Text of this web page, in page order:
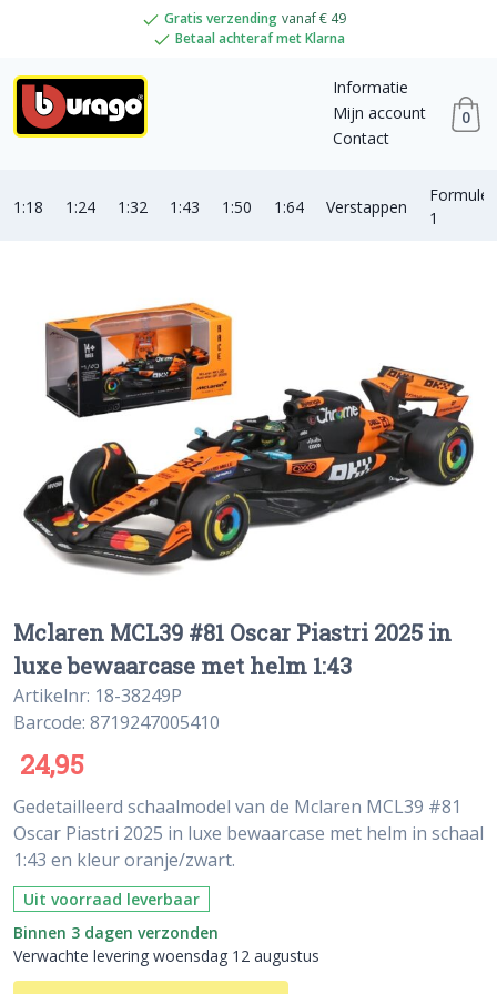
Gratis verzending vanaf € 49
Betaal achteraf met Klarna
Informatie
Mijn account
Contact
0
1:18 1:24 1:32 1:43 1:50 1:64 Verstappen
Formule
1
Mclaren MCL39 #81 Oscar Piastri 2025 in
luxe bewaarcase met helm 1:43
Artikelnr: 18-38249P
Barcode: 8719247005410
24,95
Gedetailleerd schaalmodel van de Mclaren MCL39 #81
Oscar Piastri 2025 in luxe bewaarcase met helm in schaal
1:43 en kleur oranje/zwart.
Uit voorraad leverbaar
Binnen 3 dagen verzonden
Verwachte levering woensdag 12 augustus